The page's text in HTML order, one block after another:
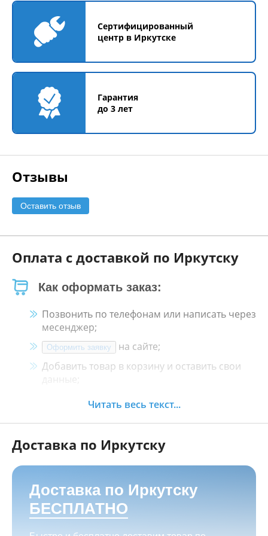
Сертифицированный
центр в Иркутске
Гарантия
до 3 лет
Отзывы
Оставить отзыв
Оплата с доставкой по Иркутску
Как оформать заказ:
Позвонить по телефонам или написать через
месенджер;
Оформить заявку
на сайте;
Добавить товар в корзину и оставить свои
данные;
Менеджер свяжется с Вами в течение 30
Как оплатить:
Наличными, пластиковой картой, кредитной
картой и картой ХАЛВА в кассе нашего
магазина по адресуг. Иркутск, ул. Баррикад
24а, Мотосалон БАРС
Переводом на корпоративную карту
Читать весь текст...
Доставка по Иркутску
Доставка по Иркутску
БЕСПЛАТНО